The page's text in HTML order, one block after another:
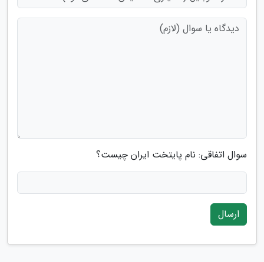
سوال اتفاقی: نام پایتخت ایران چیست؟
ارسال